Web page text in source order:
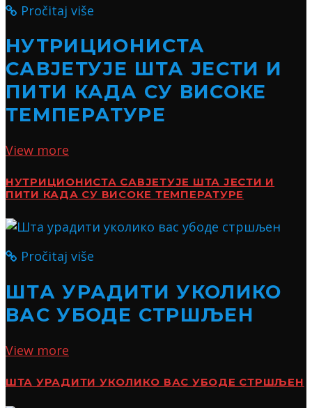
Pročitaj više
НУТРИЦИОНИСТА
САВЈЕТУЈЕ ШТА ЈЕСТИ И
ПИТИ КАДА СУ ВИСОКЕ
ТЕМПЕРАТУРЕ
View more
НУТРИЦИОНИСТА САВЈЕТУЈЕ ШТА ЈЕСТИ И
ПИТИ КАДА СУ ВИСОКЕ ТЕМПЕРАТУРЕ
Pročitaj više
ШТА УРАДИТИ УКОЛИКО
ВАС УБОДЕ СТРШЉЕН
View more
ШТА УРАДИТИ УКОЛИКО ВАС УБОДЕ СТРШЉЕН